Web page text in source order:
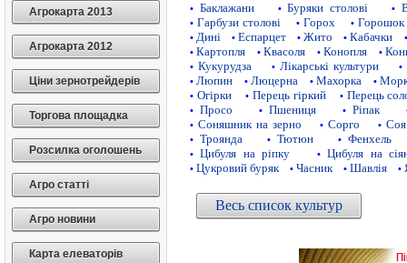
Агрокарта 2013
Агрокарта 2012
Ціни зернотрейдерів
Торгова площадка
Розсилка оголошень
Агро статті
Агро новини
Карта елеваторів
• Баклажани • Буряки столові •
• Гарбузи столові • Горох • Горошок
• Дині • Еспарцет • Жито • Кабачки
•
• Картопля • Квасоля • Конопля •
• Кукурудза • Лікарські культури
•
• Люпин • Люцерна • Махорка •
• Огірки • Перець гіркий • Перець
• Просо • Пшениця • Ріпак
• Соняшник на зерно • Сорго • Соя
• Троянда • Тютюн • Фенхель
• Цибуля на ріпку • Цибуля на
• Цукровий буряк • Часник • Шавлія •
Весь список культур